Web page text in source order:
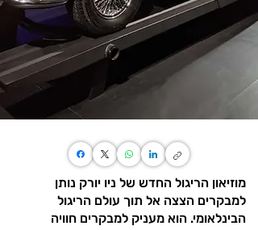
מוזיאון הריגול החדש של ניו יורק נותן
למבקרים הצצה אל תוך עולם הריגול
הבינלאומי. הוא מעניק למבקרים חוויה